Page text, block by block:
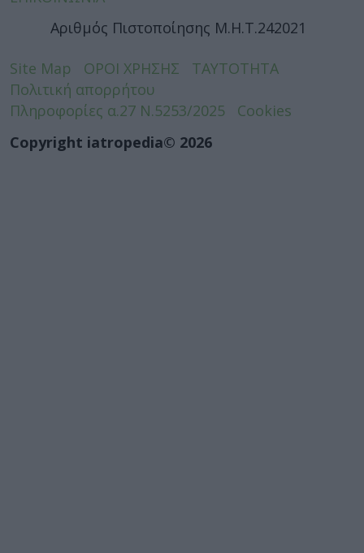
Αριθμός Πιστοποίησης Μ.Η.Τ.242021
Site Map ΟΡΟΙ ΧΡΗΣΗΣ
ΤΑΥΤΟΤΗΤΑ
Πολιτική απορρήτου
Πληροφορίες α.27 Ν.5253/2025
Cookies
Copyright iatropedia© 2026